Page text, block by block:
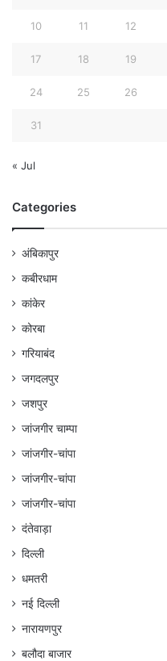
10 11 12
17 18 19
24 25 26
31
« Jul
Categories
अंबिकापुर
कबीरधाम
कांकेर
कोरबा
गरियाबंद
जगदलपुर
जशपुर
जांजगीर चाम्पा
जांजगीर-चांपा
जांजगीर-चांपा
जांजगीर-चांपा
दंतेवाड़ा
दिल्ली
धमतरी
नई दिल्ली
नारायणपुर
बलौदा बाजार